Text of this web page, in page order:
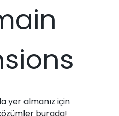
yer almanız için